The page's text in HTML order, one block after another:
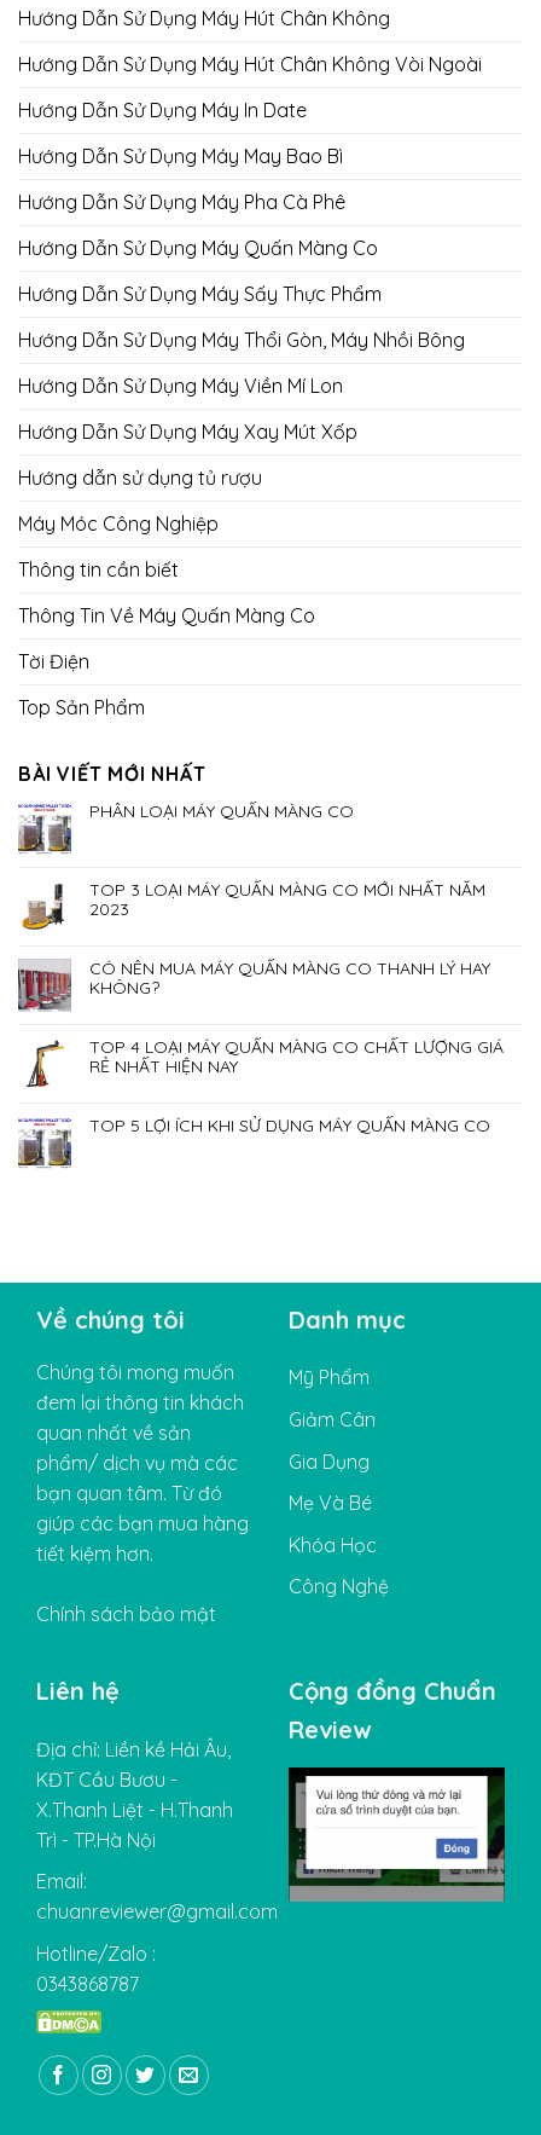
Hướng Dẫn Sử Dụng Máy Hút Chân Không
Hướng Dẫn Sử Dụng Máy Hút Chân Không Vòi Ngoài
Hướng Dẫn Sử Dụng Máy In Date
Hướng Dẫn Sử Dụng Máy May Bao Bì
Hướng Dẫn Sử Dụng Máy Pha Cà Phê
Hướng Dẫn Sử Dụng Máy Quấn Màng Co
Hướng Dẫn Sử Dụng Máy Sấy Thực Phẩm
Hướng Dẫn Sử Dụng Máy Thổi Gòn, Máy Nhồi Bông
Hướng Dẫn Sử Dụng Máy Viền Mí Lon
Hướng Dẫn Sử Dụng Máy Xay Mút Xốp
Hướng dẫn sử dụng tủ rượu
Máy Móc Công Nghiệp
Thông tin cần biết
Thông Tin Về Máy Quấn Màng Co
Tời Điện
Top Sản Phẩm
BÀI VIẾT MỚI NHẤT
PHÂN LOẠI MÁY QUẤN MÀNG CO
TOP 3 LOẠI MÁY QUẤN MÀNG CO MỚI NHẤT NĂM
2023
CÓ NÊN MUA MÁY QUẤN MÀNG CO THANH LÝ HAY
KHÔNG?
TOP 4 LOẠI MÁY QUẤN MÀNG CO CHẤT LƯỢNG GIÁ
RẺ NHẤT HIỆN NAY
TOP 5 LỢI ÍCH KHI SỬ DỤNG MÁY QUẤN MÀNG CO
Về chúng tôi
Chúng tôi mong muốn
đem lại thông tin khách
quan nhất về sản
phẩm/ dịch vụ mà các
bạn quan tâm. Từ đó
giúp các bạn mua hàng
tiết kiệm hơn.
Chính sách bảo mật
Danh mục
Mỹ Phẩm
Giảm Cân
Gia Dụng
Mẹ Và Bé
Khóa Học
Công Nghệ
Liên hệ
Địa chỉ: Liền kề Hải Âu,
KĐT Cầu Bươu -
X.Thanh Liệt - H.Thanh
Trì - TP.Hà Nội
Email:
chuanreviewer@gmail.com
Hotline/Zalo :
0343868787
Cộng đồng Chuẩn
Review